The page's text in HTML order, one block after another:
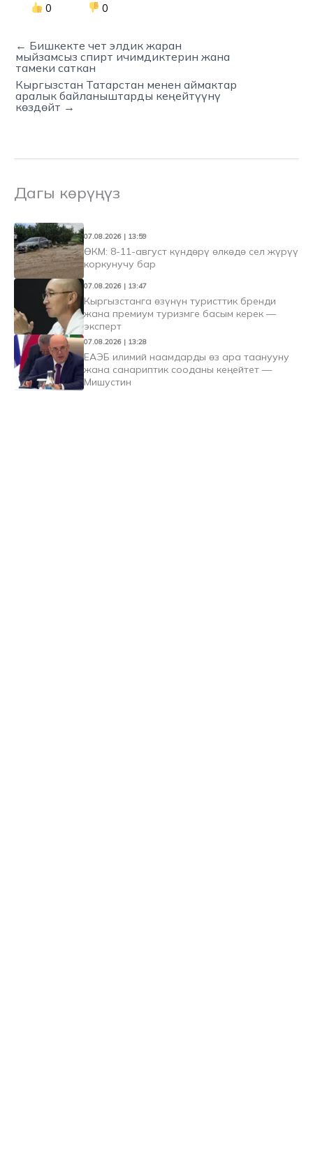
0 0
← Бишкекте чет элдик жаран
мыйзамсыз спирт ичимдиктерин жана
тамеки саткан
Кыргызстан Татарстан менен аймактар
аралык байланыштарды кеңейтүүнү
көздөйт →
Дагы көрүңүз
07.08.2026 | 13:59
ӨКМ: 8-11-август күндөрү өлкөдө сел жүрүү
коркунучу бар
07.08.2026 | 13:47
Кыргызстанга өзүнүн туристтик бренди
жана премиум туризмге басым керек —
эксперт
07.08.2026 | 13:28
ЕАЭБ илимий наамдарды өз ара таанууну
жана санариптик сооданы кеңейтет —
Мишустин